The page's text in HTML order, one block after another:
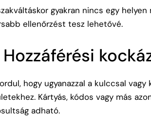
gyakran nincs egy
ellenőrzést tesz lehetővé.
Hozzáférési
hogy ugyanazzal a kulccsal
Kártyás, kódos vagy más
adható.